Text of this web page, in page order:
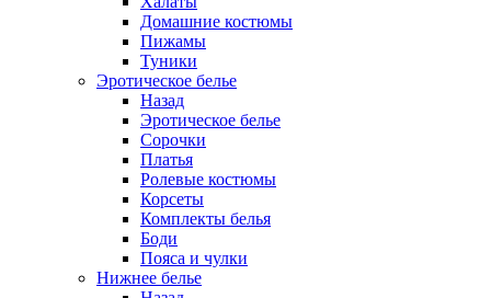
Домашние костюмы
Пижамы
Туники
Эротическое белье
Назад
Эротическое белье
Сорочки
Платья
Ролевые костюмы
Корсеты
Комплекты белья
Боди
Пояса и чулки
Нижнее белье